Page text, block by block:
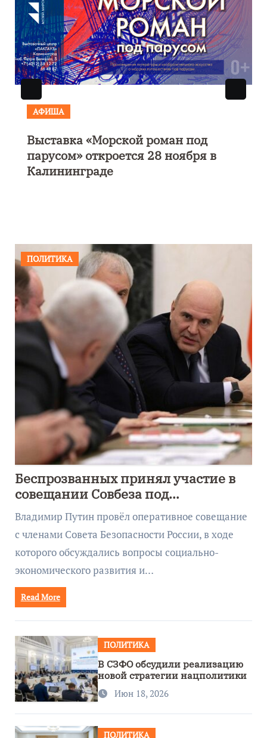
АФИША
Музыкально-поэтический
моноспектакль «Исповедь в четыре
четверти пути»
ПОЛИТИКА
Беспрозванных принял участие в
совещании Совбеза под
руководством Путина
Владимир Путин провёл оперативное совещание
с членами Совета Безопасности России, в ходе
которого обсуждались вопросы социально-
экономического развития и…
Read More
ПОЛИТИКА
В СЗФО обсудили реализацию
новой стратегии нацполитики
Июн 18, 2026
ПОЛИТИКА